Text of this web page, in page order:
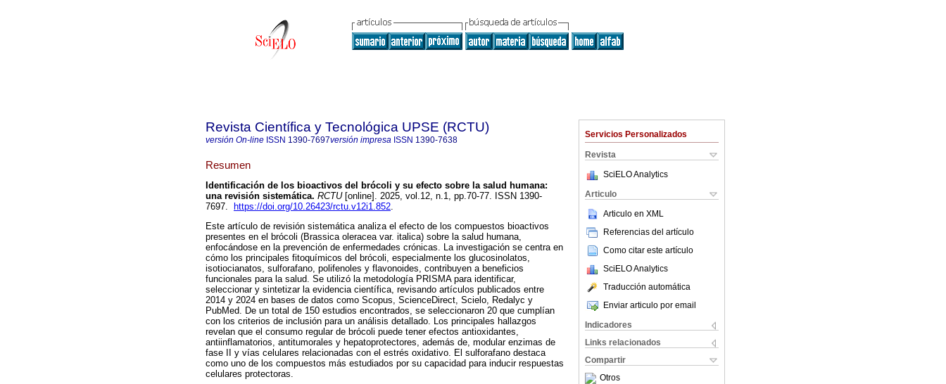
Servicios Personalizados
Revista
SciELO Analytics
Articulo
Articulo en XML
Referencias del artículo
Como citar este artículo
SciELO Analytics
Traducción automática
Enviar articulo por email
Indicadores
Links relacionados
Compartir
Otros
Revista Científica y Tecnológica UPSE (RCTU)
versión On-line ISSN 1390-7697versión impresa ISSN 1390-7638
Resumen
Identificación de los bioactivos del brócoli y su efecto sobre la salud humana:
una revisión sistemática. RCTU[online]. 2025, vol.12, n.1, pp.70-77. ISSN 1390-
7697.
https://doi.org/10.26423/rctu.v12i1.852.
Este artículo de revisión sistemática analiza el efecto de los compuestos bioactivos
presentes en el brócoli (Brassica oleracea var. italica) sobre la salud humana,
enfocándose en la prevención de enfermedades crónicas. La investigación se centra en
cómo los principales fitoquímicos del brócoli, especialmente los glucosinolatos,
isotiocianatos, sulforafano, polifenoles y flavonoides, contribuyen a beneficios
funcionales para la salud. Se utilizó la metodología PRISMA para identificar,
seleccionar y sintetizar la evidencia científica, revisando artículos publicados entre
2014 y 2024 en bases de datos como Scopus, ScienceDirect, Scielo, Redalyc y
PubMed. De un total de 150 estudios encontrados, se seleccionaron 20 que cumplían
con los criterios de inclusión para un análisis detallado. Los principales hallazgos
revelan que el consumo regular de brócoli puede tener efectos antioxidantes,
antiinflamatorios, antitumorales y hepatoprotectores, además de, modular enzimas de
fase II y vías celulares relacionadas con el estrés oxidativo. El sulforafano destaca
como uno de los compuestos más estudiados por su capacidad para inducir respuestas
celulares protectoras.